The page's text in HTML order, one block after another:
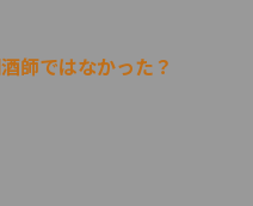
師ではなかった？